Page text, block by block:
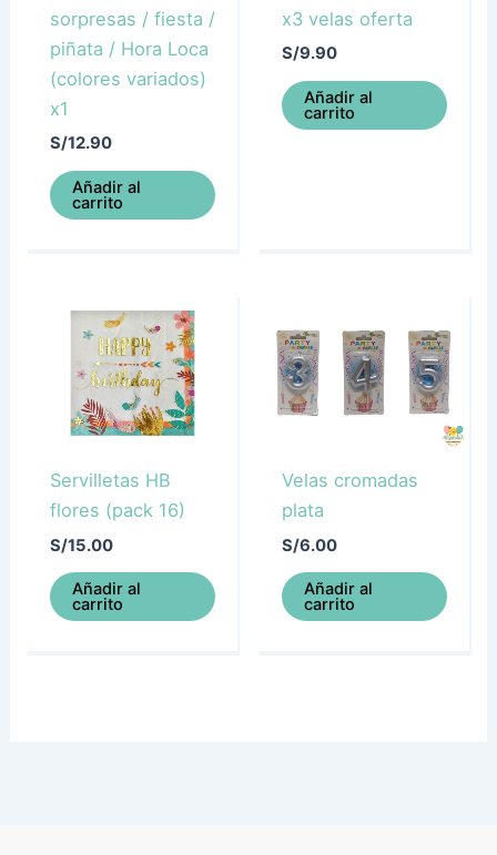
sorpresas / fiesta /
piñata / Hora Loca
(colores variados)
x1
S/12.90
Añadir al
carrito
x3 velas oferta
S/9.90
Añadir al
carrito
Servilletas HB
flores (pack 16)
S/15.00
Añadir al
carrito
Velas cromadas
plata
S/6.00
Añadir al
carrito